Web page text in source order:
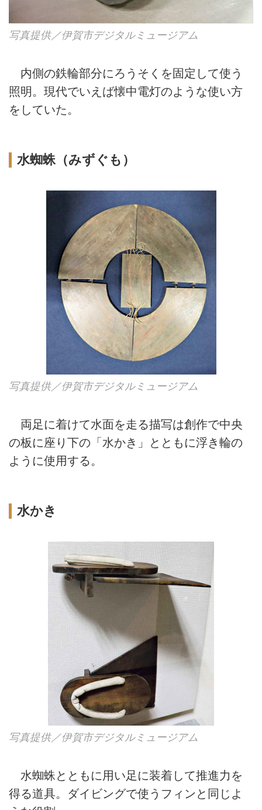
写真提供／伊賀市デジタルミュージアム
内側の鉄輪部分にろうそくを固定して使う
照明。現代でいえば懐中電灯のような使い方
をしていた。
水蜘蛛（みずぐも）
写真提供／伊賀市デジタルミュージアム
両足に着けて水面を走る描写は創作で中央
の板に座り下の「水かき」とともに浮き輪の
ように使用する。
水かき
写真提供／伊賀市デジタルミュージアム
水蜘蛛とともに用い足に装着して推進力を
得る道具。ダイビングで使うフィンと同じよ